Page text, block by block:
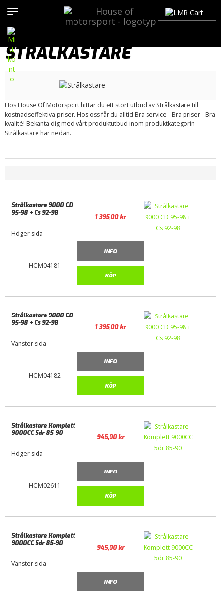
>Bilmärken>Saab >9000>Belysning>
Strålkastare
STRÅLKASTARE
Hos House Of Motorsport hittar du ett stort utbud av Strålkastare till
kostnadseffektiva priser. Hos oss får du alltid Bra service - Bra priser - Bra
kvalité! Bekanta dig med vårt produktutbud inom produktkategorin
Strålkastare här nedan.
HOM04181
Strålkastare 9000 CD
95-98 + Cs 92-98
Höger sida
1 395,00kr
INFO
KÖP
HOM04182
Strålkastare 9000 CD
95-98 + Cs 92-98
Vänster sida
1 395,00kr
INFO
KÖP
HOM02611
Strålkastare Komplett
9000CC 5dr 85-90
Höger sida
945,00kr
INFO
KÖP
Strålkastare Komplett
9000CC 5dr 85-90
Vänster sida
945,00kr
INFO